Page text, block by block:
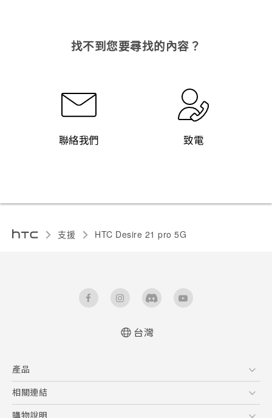
找不到您要尋找的內容？
聯絡我們 致電
支援 HTC Desire 21 pro 5G‎
User manual
台灣
產品
5G
智慧型手機
相關連結
HTC Research